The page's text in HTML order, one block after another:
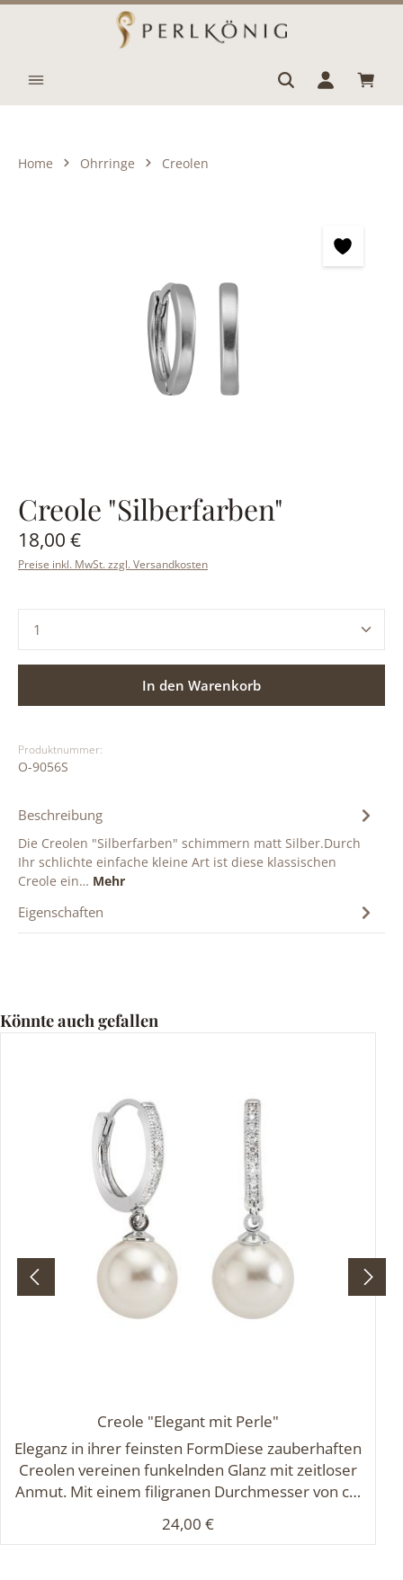
Zum Hauptinhalt springen
Home Ohrringe Creolen
Creole "Silberfarben"
Regulärer Preis:
18,00 €
Preise inkl. MwSt. zzgl. Versandkosten
Produkt Anzahl: Gib den gewünschten Wert ein
In den Warenkorb
Produktnummer:
O-9056S
Beschreibung
Die Creolen "Silberfarben" schimmern matt Silber.Durch
Ihr schlichte einfache kleine Art ist diese klassischen
Creole ein… Mehr
Eigenschaften
Produktgalerie überspringen
Könnte auch gefallen
Creole "Elegant mit Perle"
Eleganz in ihrer feinsten FormDiese zauberhaften
Creolen vereinen funkelnden Glanz mit zeitloser
Anmut. Mit einem filigranen Durchmesser von ca.
cm schmiegen sie sich dezent und edel ans Ohr.
Regulärer Preis:
24,00 €